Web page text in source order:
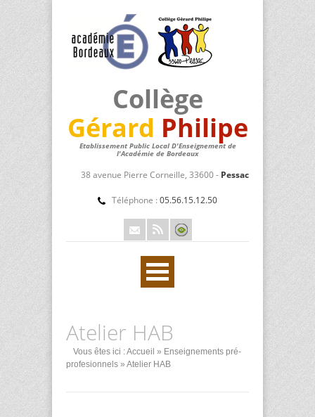
Collège
Gérard Philipe
Etablissement Public Local D'Enseignement de
l'Académie de Bordeaux
38 avenue Pierre Corneille, 33600 - Pessac
Téléphone : 05.56.15.12.50
Atelier HAB
Vous êtes ici :Accueil » Enseignements pré-
profesionnels » Atelier HAB